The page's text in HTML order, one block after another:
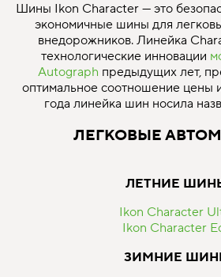
Шины Ikon Character — это
экономичные шины для
внедорожников. Линейка
технологические инновации
Autograph предыдущих лет,
оптимальное соотношение цены
года линейка шин носила
ЛЕГКОВЫЕ
ЛЕТНИЕ
Ikon Character
Ikon Character
ЗИМНИЕ